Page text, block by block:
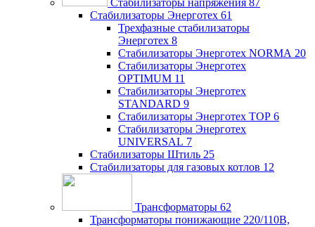
Стабилизаторы напряжения 87
Стабилизаторы Энерготех 61
Трехфазные стабилизаторы
Энерготех 8
Стабилизаторы Энерготех NORMA 20
Стабилизаторы Энерготех
OPTIMUM 11
Стабилизаторы Энерготех
STANDARD 9
Стабилизаторы Энерготех TOP 6
Стабилизаторы Энерготех
UNIVERSAL 7
Стабилизаторы Штиль 25
Стабилизаторы для газовых котлов 12
Трансформаторы 62
Трансформаторы понижающие 220/110В,